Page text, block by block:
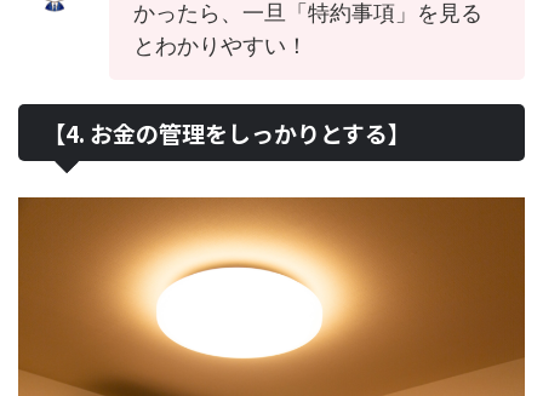
かったら、一旦「特約事項」を見る
とわかりやすい！
【4. お金の管理をしっかりとする】